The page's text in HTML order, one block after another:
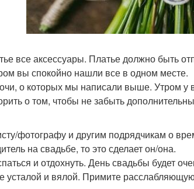
все аксессуары. Платье должно быть
вы спокойно нашли все в одном месте.
о которых мы написали выше. Утром у
о том, чтобы не забыть
фотографу и другим подрядчикам о
на свадьбе, то это сделает он/она.
и отдохнуть. День свадьбы будет
усталой и вялой. Примите